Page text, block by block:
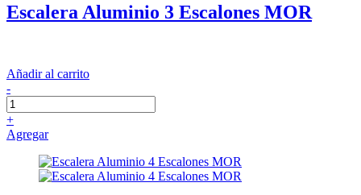
Escalera Aluminio 3 Escalones MOR
Añadir al carrito
-
+
Agregar